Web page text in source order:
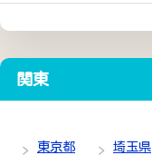
関東
東京都 埼玉県